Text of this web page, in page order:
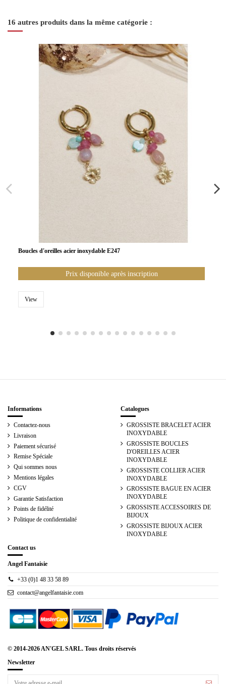
16 autres produits dans la même catégorie :
Boucles d'oreilles acier inoxydable E247
Prix disponible après inscription
View
Informations
Contactez-nous
Livraison
Paiement sécurisé
Remise Spéciale
Qui sommes nous
Mentions légales
CGV
Garantie Satisfaction
Points de fidélité
Politique de confidentialité
Catalogues
GROSSISTE BRACELET ACIER
INOXYDABLE
GROSSISTE BOUCLES
D'OREILLES ACIER
INOXYDABLE
GROSSISTE COLLIER ACIER
INOXYDABLE
GROSSISTE BAGUE EN ACIER
INOXYDABLE
GROSSISTE ACCESSOIRES DE
BIJOUX
GROSSISTE BIJOUX ACIER
INOXYDABLE
Contact us
Angel Fantaisie
+33 (0)1 48 33 58 89
contact@angelfantaisie.com
© 2014-2026 AN'GEL SARL. Tous droits réservés
Newsletter